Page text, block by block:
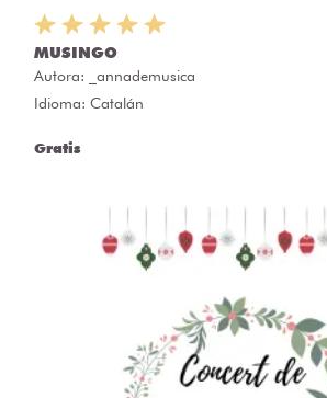
MUSINGO
Autora:
_annademusica
Idioma: Catalán
Gratis